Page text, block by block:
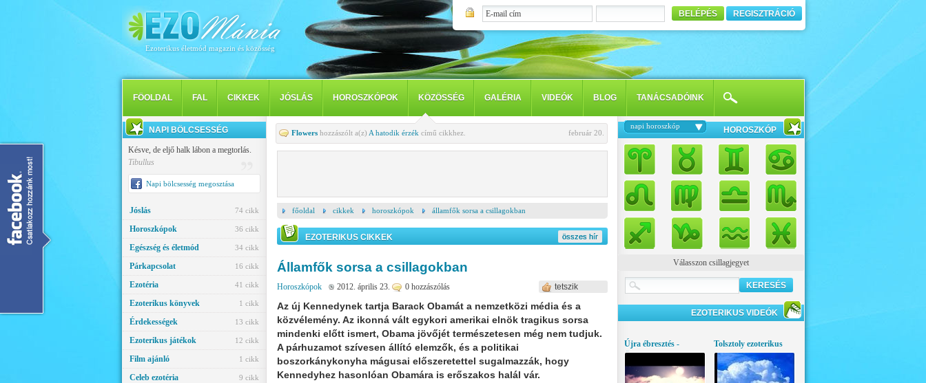
Ezoterikus életmód magazin és közösség
BELÉPÉS REGISZTRÁCIÓ
FÖOLDAL FAL CIKKEK JÓSLÁS HOROSZKÓPOK KÖZÖSSÉG GALÉRIA VIDEÓK BLOG TANÁCSADÓINK
NAPI BÖLCSESSÉG
Késve, de eljő halk lábon a megtorlás.
Tibullus
Napi bölcsesség megosztása
Jóslás 74 cikk
Horoszkópok 36 cikk
Egészség és életmód 34 cikk
Párkapcsolat 16 cikk
Ezotéria 41 cikk
Ezoterikus könyvek 1 cikk
Érdekességek 13 cikk
Ezoterikus játékok 12 cikk
Film ajánló 1 cikk
Celeb ezotéria 9 cikk
Flowershozzászólt a(z) A hatodik érzék című cikkhez. február 20.
főoldal cikkek horoszkópok államfők sorsa a csillagokban
EZOTERIKUS CIKKEK összes hír
Államfők sorsa a csillagokban
Horoszkópok 2012. április 23. 0 hozzászólás tetszik
Az új Kennedynek tartja Barack Obamát a nemzetközi média és a
közvélemény. Az ikonná vált egykori amerikai elnök tragikus sorsa
mindenki előtt ismert, Obama jövőjét természetesen még nem tudjuk.
A párhuzamot szívesen állító elemzők, és a politikai
boszorkánykonyha mágusai előszeretettel sugalmazzák, hogy
Kennedyhez hasonlóan Obamára is erőszakos halál vár.
HOROSZKÓP
napi horoszkóp
Válasszon csillagjegyet
EZOTERIKUS VIDEÓK
Újra ébresztés -
Üzenetek az égi
világból
Tolsztoly ezoterikus
gondolatai